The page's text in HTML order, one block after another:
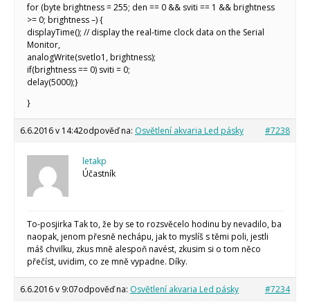
for (byte brightness = 255; den == 0 && sviti == 1 && brightness
>= 0; brightness –) {
displayTime(); // display the real-time clock data on the Serial
Monitor,
analogWrite(svetlo1, brightness);
if(brightness == 0) sviti = 0;
delay(5000);}
}
6.6.2016 v 14:42odpověď na: Osvětlení akvaria Led pásky #7238
letakp
Účastník
To-posjirka Tak to, že by se to rozsvěcelo hodinu by nevadilo, ba
naopak, jenom přesně nechápu, jak to myslíš s těmi poli, jestli
máš chvilku, zkus mně alespoň navést, zkusim si o tom něco
přečíst, uvidim, co ze mně vypadne. Díky.
6.6.2016 v 9:07odpověď na: Osvětlení akvaria Led pásky #7234